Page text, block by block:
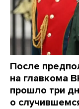
После
на главкома
прошло три
о